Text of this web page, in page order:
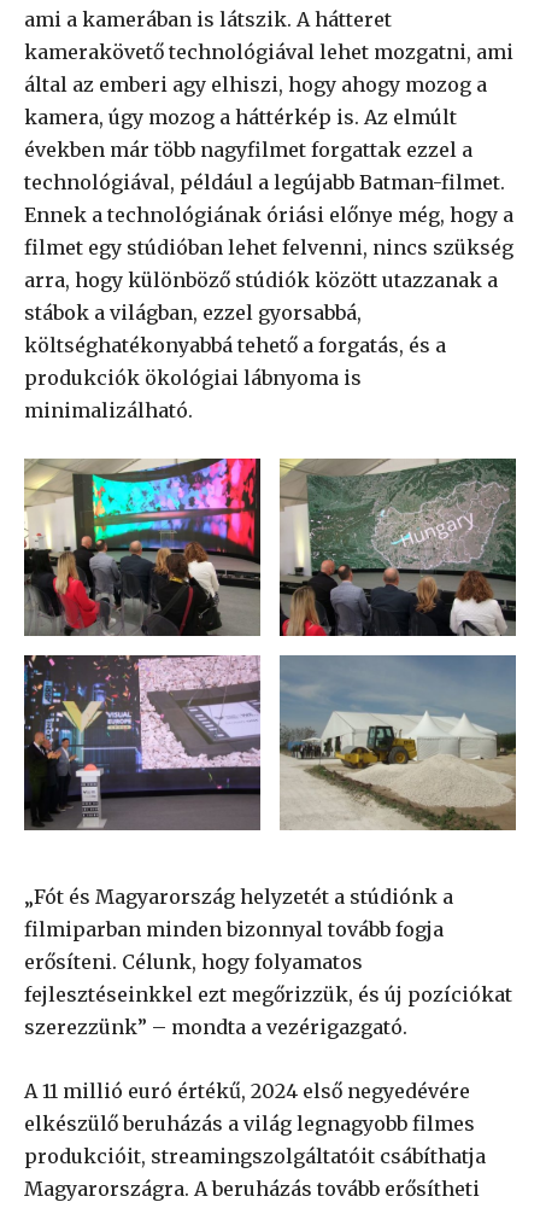
ami a kamerában is látszik. A hátteret
kamerakövető technológiával lehet mozgatni, ami
által az emberi agy elhiszi, hogy ahogy mozog a
kamera, úgy mozog a háttérkép is. Az elmúlt
években már több nagyfilmet forgattak ezzel a
technológiával, például a legújabb Batman-filmet.
Ennek a technológiának óriási előnye még, hogy a
filmet egy stúdióban lehet felvenni, nincs szükség
arra, hogy különböző stúdiók között utazzanak a
stábok a világban, ezzel gyorsabbá,
költséghatékonyabbá tehető a forgatás, és a
produkciók ökológiai lábnyoma is
minimalizálható.
„Fót és Magyarország helyzetét a stúdiónk a
filmiparban minden bizonnyal tovább fogja
erősíteni. Célunk, hogy folyamatos
fejlesztéseinkkel ezt megőrizzük, és új pozíciókat
szerezzünk” – mondta a vezérigazgató.
A 11 millió euró értékű, 2024 első negyedévére
elkészülő beruházás a világ legnagyobb filmes
produkcióit, streamingszolgáltatóit csábíthatja
Magyarországra. A beruházás tovább erősítheti